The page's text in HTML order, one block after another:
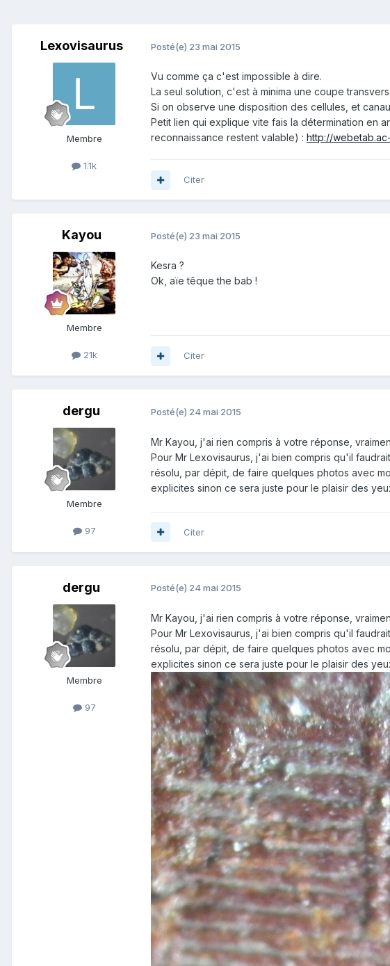
Lexovisaurus
Membre
1.1k
Posté(e) 23 mai 2015
Vu comme ça c'est impossible à dire.
La seul solution, c'est à minima une coupe
Si on observe une disposition des cellules, et
Petit lien qui explique vite fais la détermination en
reconnaissance restent valable) : http://
Citer
Kayou
Membre
21k
Posté(e) 23 mai 2015
Kesra ?
Ok, aïe têque the bab !
Citer
dergu
Membre
97
Posté(e) 24 mai 2015
Mr Kayou, j'ai rien compris à votre réponse,
Pour Mr Lexovisaurus, j'ai bien compris qu'il
résolu, par dépit, de faire quelques photos avec
explicites sinon ce sera juste pour le plaisir des
Citer
dergu
Membre
97
Posté(e) 24 mai 2015
Mr Kayou, j'ai rien compris à votre réponse,
Pour Mr Lexovisaurus, j'ai bien compris qu'il
résolu, par dépit, de faire quelques photos avec
explicites sinon ce sera juste pour le plaisir des